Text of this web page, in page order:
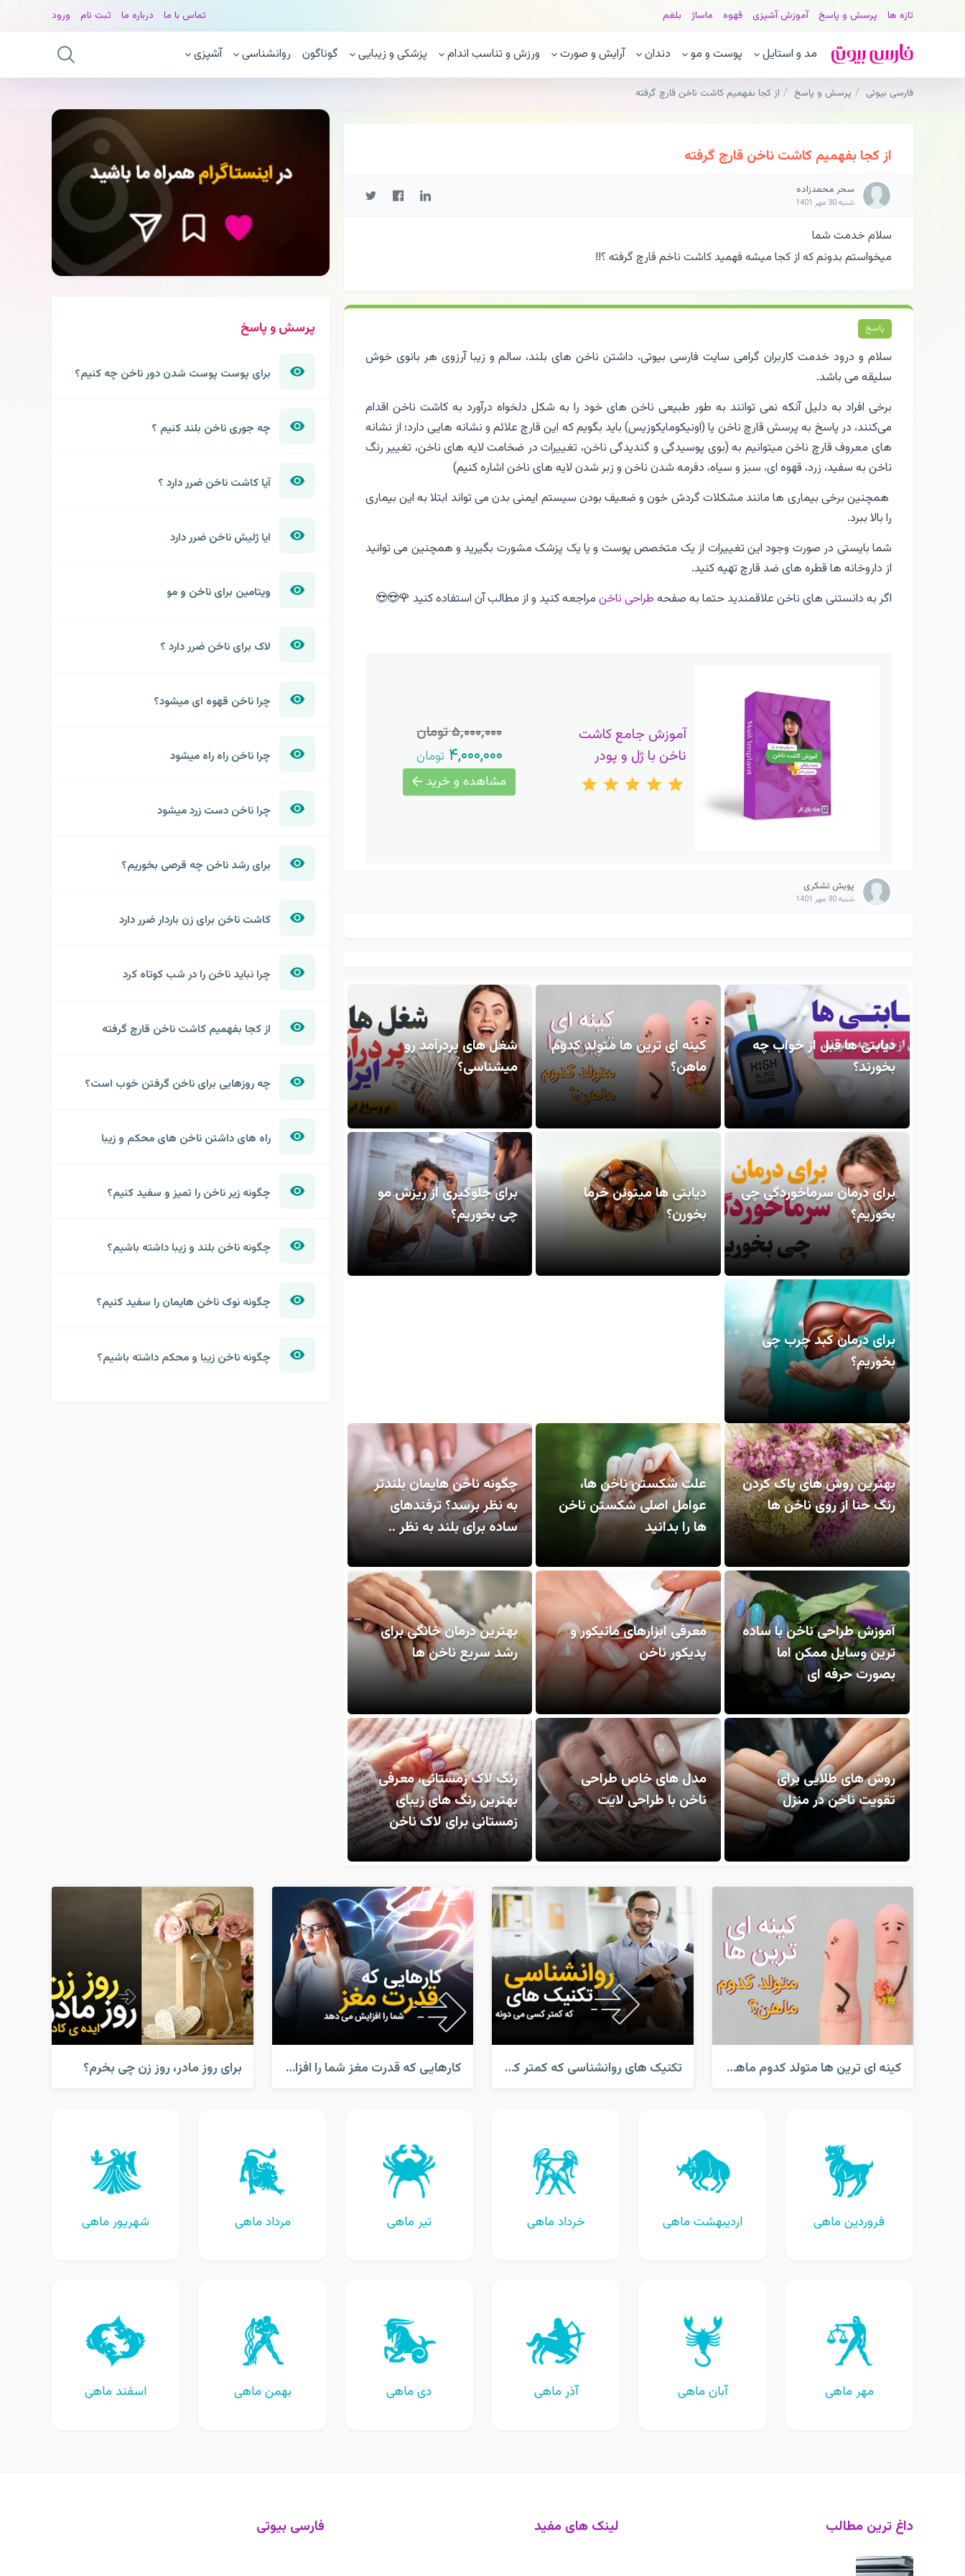
تازه ها پرسش و پاسخ آموزش آشپزی قهوه ماساژ بلغم تماس با ما درباره ما ثبت نام ورود
مد و استایل پوست و مو دندان آرایش و صورت ورزش و تناسب اندام پزشکی و زیبایی گوناگون روانشناسی آشپزی
فارسی بیوتی پرسش و پاسخ از کجا بفهمیم کاشت ناخن قارچ گرفته
از کجا بفهمیم کاشت ناخن قارچ گرفته
سحر محمدزاده
شنبه 30 مهر 1401
سلام خدمت شما
میخواستم بدونم که از کجا میشه فهمید کاشت ناخم قارچ گرفته ؟!!
پاسخ
سلام و درود خدمت کاربران گرامی سایت فارسی بیوتی، داشتن ناخن های بلند، سالم و زیبا آرزوی هر بانوی خوش
سلیقه می باشد.
برخی افراد به دلیل آنکه نمی توانند به طور طبیعی ناخن های خود را به شکل دلخواه درآورد به کاشت ناخن اقدام
می‌کنند، در پاسخ به پرسش قارچ ناخن یا (اونیکومایکوزیس) باید بگویم که این قارچ علائم و نشانه هایی دارد؛ از نشانه
های معروف قارچ ناخن میتوانیم به (بوی پوسیدگی و گندیدگی ناخن، تغییرات در ضخامت لایه های ناخن، تغییر رنگ
ناخن به سفید، زرد، قهوه ای، سبز و سیاه، دفرمه شدن ناخن و زبر شدن لایه های ناخن اشاره کنیم)
همچنین برخی بیماری ها مانند مشکلات گردش خون و ضعیف بودن سیستم ایمنی بدن می تواند ابتلا به این بیماری
را بالا ببرد.
شما بایستی در صورت وجود این تغییرات از یک متخصص پوست و یا یک پزشک مشورت بگیرید و همچنین می توانید
از داروخانه ها قطره های ضد قارچ تهیه کنید.
اگر به دانستنی های ناخن علاقمندید حتما به صفحهطراحی ناخنمراجعه کنید و از مطالب آن استفاده کنید 🌹😍😍
آموزش جامع کاشت
ناخن با ژل و پودر
۵,۰۰۰,۰۰۰ تومان
۴,۰۰۰,۰۰۰ تومان
مشاهده و خرید
پویش تشکری
شنبه 30 مهر 1401
دیابتی ها قبل از خواب چه
بخورند؟
کینه ای ترین ها متولد کدوم
ماهن؟
شغل های پردرآمد رو
میشناسی؟
برای درمان سرماخوردگی چی
بخوریم؟
دیابتی ها میتونن خرما
بخورن؟
برای جلوگیری از ریزش مو
چی بخوریم؟
برای درمان کبد چرب چی
بخوریم؟
بهترین روش های پاک کردن
رنگ حنا از روی ناخن ها
علت شکستن ناخن ها،
عوامل اصلی شکستن ناخن
ها را بدانید
چگونه ناخن هایمان بلندتر
به نظر برسد؟ ترفندهای
ساده برای بلند به نظر ..
آموزش طراحی ناخن با ساده
ترین وسایل ممکن اما
بصورت حرفه ای
معرفی ابزارهای مانیکور و
پدیکور ناخن
بهترین درمان خانگی برای
رشد سریع ناخن ها
روش های طلایی برای
تقویت ناخن در منزل
مدل های خاص طراحی
ناخن با طراحی لایت
رنگ لاک زمستانی، معرفی
بهترین رنگ‌ های زیبای
زمستانی برای لاک ناخن
پرسش و پاسخ
برای پوست پوست شدن دور ناخن چه کنیم؟
چه جوری ناخن بلند کنیم ؟
آیا کاشت ناخن ضرر دارد ؟
ایا ژلیش ناخن ضرر دارد
ویتامین برای ناخن و مو
لاک برای ناخن ضرر دارد ؟
چرا ناخن قهوه ای میشود؟
چرا ناخن راه راه میشود
چرا ناخن دست زرد میشود
برای رشد ناخن چه قرصی بخوریم؟
کاشت ناخن برای زن باردار ضرر دارد
چرا نباید ناخن را در شب کوتاه کرد
از کجا بفهمیم کاشت ناخن قارچ گرفته
چه روزهایی برای ناخن گرفتن خوب است؟
راه های داشتن ناخن های محکم و زیبا
چگونه زیر ناخن را تمیز و سفید کنیم؟
چگونه ناخن بلند و زیبا داشته باشیم؟
چگونه نوک ناخن هایمان را سفید کنیم؟
چگونه ناخن زیبا و محکم داشته باشیم؟
کینه ای ترین ها متولد کدوم ماهن؟ تکنیک های روانشناسی که کمتر کسی میدونه کارهایی که قدرت مغز شما را افزایش می دهد! برای روز مادر، روز زن چی بخرم؟
فروردین ماهی اردیبهشت ماهی خرداد ماهی تیر ماهی مرداد ماهی شهریور ماهی
مهر ماهی آبان ماهی آذر ماهی دی ماهی بهمن ماهی اسفند ماهی
داغ ترین مطالب لینک های مفید فارسی بیوتی